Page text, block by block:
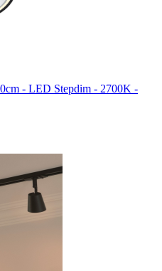
- LED Stepdim - 2700K -